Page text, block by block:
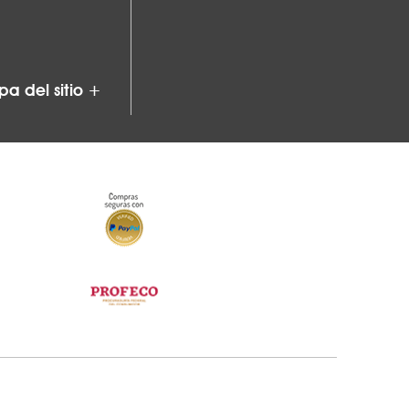
del sitio +